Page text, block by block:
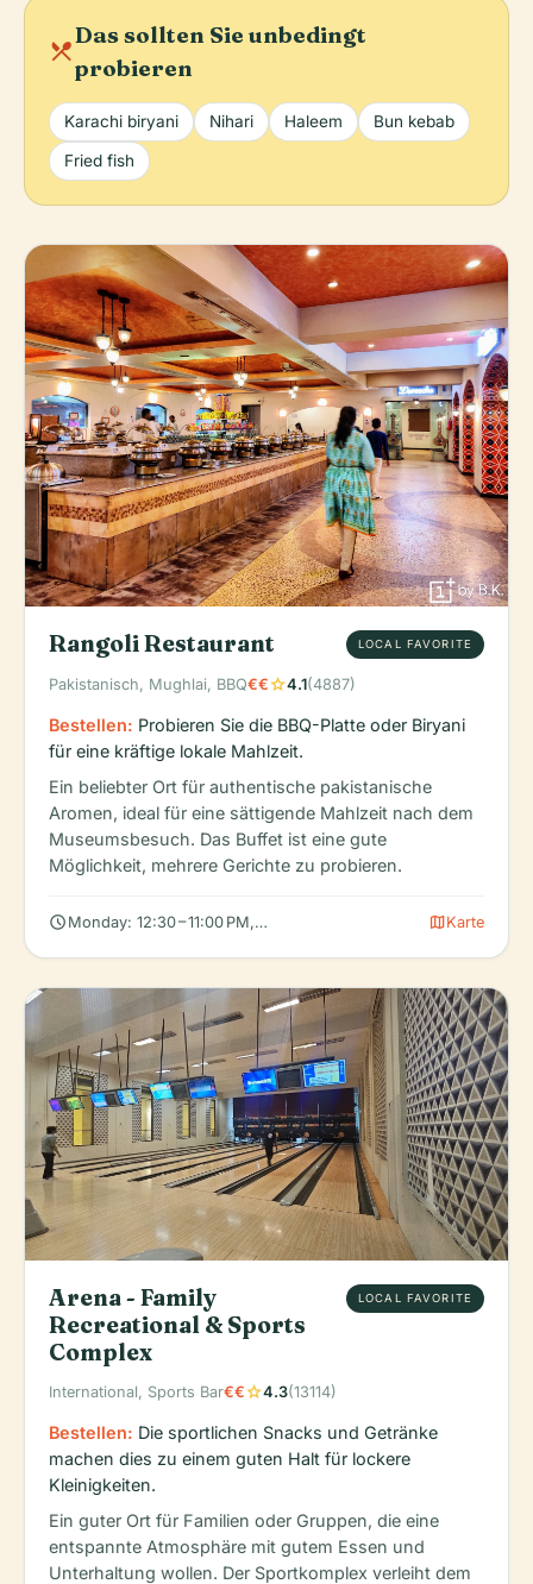
local_dining
Das sollten Sie unbedingt
probieren
Karachi biryani Nihari Haleem Bun kebab
Fried fish
Rangoli Restaurant LOCAL FAVORITE
Pakistanisch, Mughlai, BBQ€€star4.1(4887)
Bestellen: Probieren Sie die BBQ-Platte oder Biryani
für eine kräftige lokale Mahlzeit.
Ein beliebter Ort für authentische pakistanische
Aromen, ideal für eine sättigende Mahlzeit nach dem
Museumsbesuch. Das Buffet ist eine gute
Möglichkeit, mehrere Gerichte zu probieren.
schedule Monday: 12:30 – 11:00 PM, Tuesday: 12:30 – 11:00 PM,
mapKarte
Arena - Family
Recreational & Sports
Complex
LOCAL FAVORITE
International, Sports Bar€€star4.3(13114)
Bestellen: Die sportlichen Snacks und Getränke
machen dies zu einem guten Halt für lockere
Kleinigkeiten.
Ein guter Ort für Familien oder Gruppen, die eine
entspannte Atmosphäre mit gutem Essen und
Unterhaltung wollen. Der Sportkomplex verleiht dem